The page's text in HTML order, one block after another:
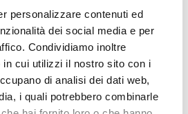
personalizzare contenuti ed
dei social media e per
Condividiamo inoltre
in cui utilizzi il nostro sito con i
di analisi dei dati web,
i quali potrebbero combinarle
2026
"Gli shock
la
credito alle
Libertini -Negli ultimi quindici anni
in Italia ha subito una contrazion...